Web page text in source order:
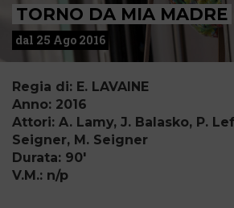
TORNO DA MIA MADRE
dal 25 Ago 2016
Regia di: E. LAVAINE
Anno: 2016
Attori: A. Lamy, J. Balasko, P.
Seigner, M. Seigner
Durata: 90'
V.M.: n/p